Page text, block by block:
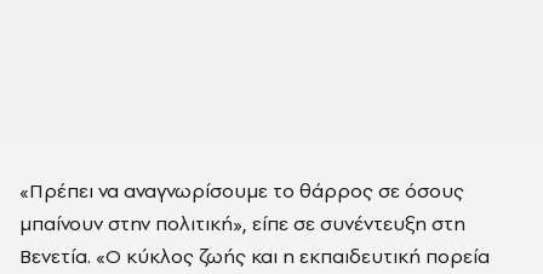
«Πρέπει να αναγνωρίσουμε το θάρρος σε όσους
μπαίνουν στην πολιτική», είπε σε συνέντευξη στη
Βενετία. «Ο κύκλος ζωής και η εκπαιδευτική πορεία